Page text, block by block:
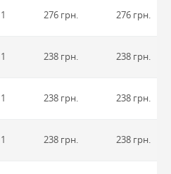
276 грн. 276 грн.
238 грн. 238 грн.
238 грн. 238 грн.
238 грн. 238 грн.